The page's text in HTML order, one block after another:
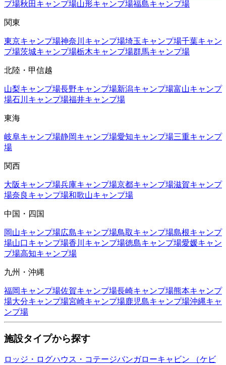
プ場秋田 キャンプ場山形キャンプ場福島キャンプ場
関東
東京キャンプ場神奈川 キャンプ場埼玉キャンプ場千葉キャン
プ場茨城キャンプ場栃木キャンプ場群馬キャンプ場
北陸・甲信越
山梨キャンプ場長野キャンプ場新潟キャンプ場富山キャンプ
場石川 キャンプ場福井キャンプ場
東海
岐阜キャンプ場静岡キャンプ場愛知キャンプ場三重キャンプ
場
関西
大阪キャンプ場兵庫キャンプ場京都キャンプ場滋賀キャンプ
場奈良 キャンプ場和歌山キャンプ場
中国・四国
岡山キャンプ場広島キャンプ場鳥取キャンプ場島根キャンプ
場山口キャンプ場香川 キャンプ場徳島キャンプ場愛媛キャン
プ場高知キャンプ場
九州・沖縄
福岡キャンプ場佐賀キャンプ場長崎キャンプ場熊本キャンプ
場大分キャンプ場宮崎キャンプ場鹿児島キャンプ場沖縄キャ
ンプ場
施設タイプから探す
ロッジ・ログハウス・コテージバンガローキャビン （ケビ